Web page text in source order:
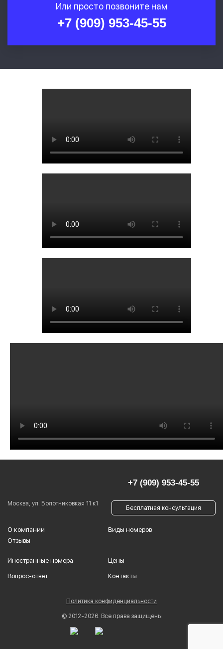
Или просто позвоните нам
+7 (909) 953-45-55
Москва, ул. Болотниковкая 11 к1
О компании
Отзывы
Виды номеров
Иностранные номера Цены
Вопрос-ответ Контакты
+7 (909) 953-45-55
Бесплатная консультация
Политика конфиденциальности
© 2012-2026. Все права защищены